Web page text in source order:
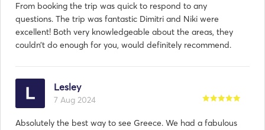
From booking the trip was quick to respond to any
questions. The trip was fantastic Dimitri and Niki were
excellent! Both very knowledgeable about the areas, they
couldn’t do enough for you, would definitely recommend.
Lesley
7 Aug 2024
Absolutely the best way to see Greece. We had a fabulous